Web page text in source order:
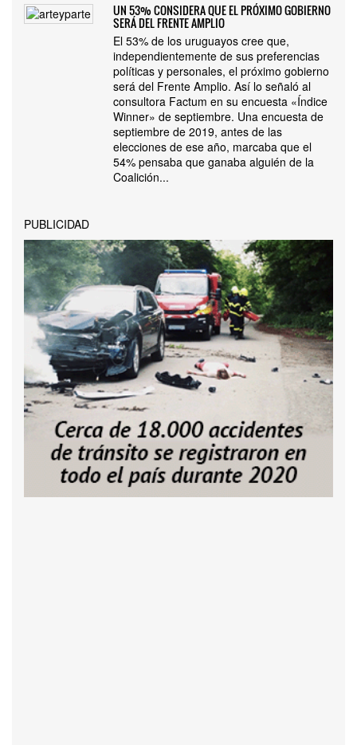
UN 53% CONSIDERA QUE EL PRÓXIMO GOBIERNO
SERÁ DEL FRENTE AMPLIO
El 53% de los uruguayos cree que,
independientemente de sus preferencias
políticas y personales, el próximo gobierno
será del Frente Amplio. Así lo señaló al
consultora Factum en su encuesta «Índice
Winner» de septiembre. Una encuesta de
septiembre de 2019, antes de las
elecciones de ese año, marcaba que el
54% pensaba que ganaba alguién de la
Coalición...
PUBLICIDAD